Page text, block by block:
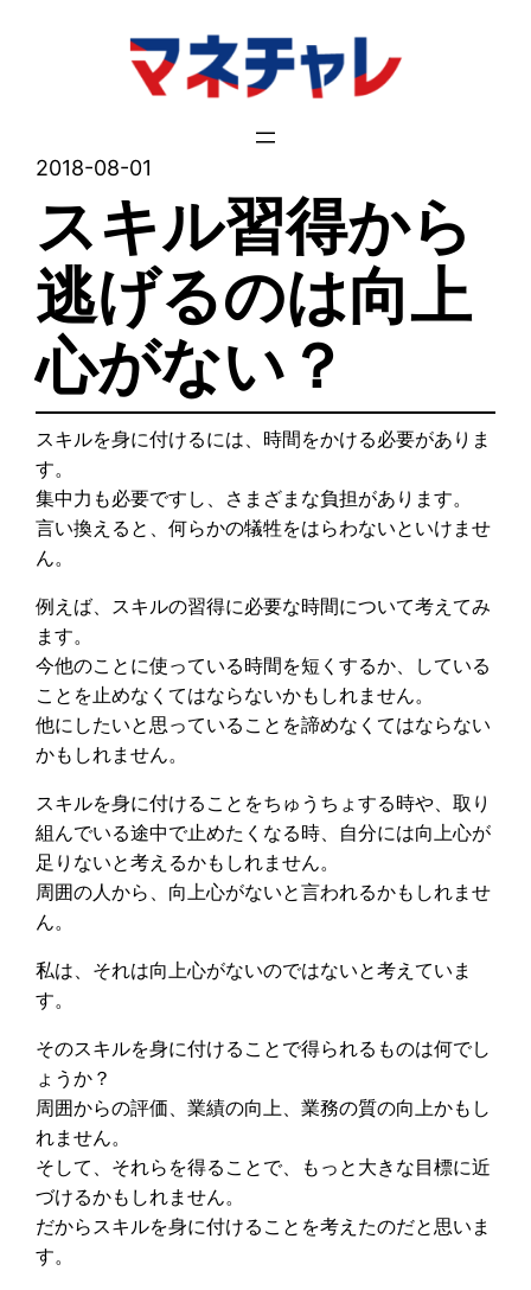
2018-08-01
スキル習得から
逃げるのは向上
心がない？
スキルを身に付けるには、時間をかける必要がありま
す。
集中力も必要ですし、さまざまな負担があります。
言い換えると、何らかの犠牲をはらわないといけませ
ん。
例えば、スキルの習得に必要な時間について考えてみ
ます。
今他のことに使っている時間を短くするか、している
ことを止めなくてはならないかもしれません。
他にしたいと思っていることを諦めなくてはならない
かもしれません。
スキルを身に付けることをちゅうちょする時や、取り
組んでいる途中で止めたくなる時、自分には向上心が
足りないと考えるかもしれません。
周囲の人から、向上心がないと言われるかもしれませ
ん。
私は、それは向上心がないのではないと考えていま
す。
そのスキルを身に付けることで得られるものは何でし
ょうか？
周囲からの評価、業績の向上、業務の質の向上かもし
れません。
そして、それらを得ることで、もっと大きな目標に近
づけるかもしれません。
だからスキルを身に付けることを考えたのだと思いま
す。